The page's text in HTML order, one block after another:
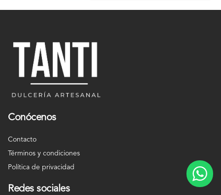
Conócenos
Contacto
Términos y condiciones
Política de privacidad
Redes sociales